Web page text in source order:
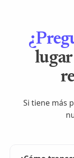
Si tiene más